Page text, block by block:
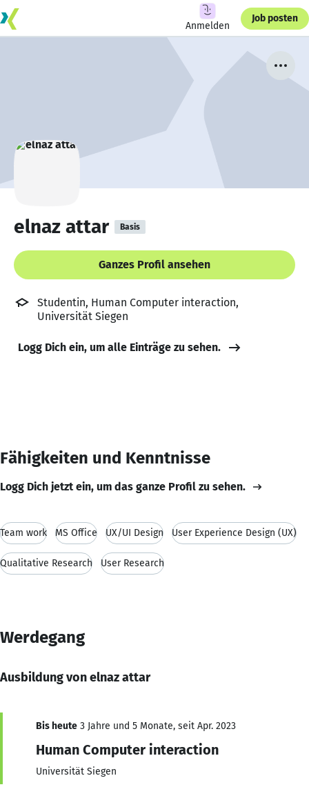
Anmelden
Job posten
elnaz attar Basis
Ganzes Profil ansehen
Studentin, Human Computer interaction,
Universität Siegen
Logg Dich ein, um alle Einträge zu sehen.
Fähigkeiten und Kenntnisse
Logg Dich jetzt ein, um das ganze Profil zu sehen.
Team work MS Office UX/UI Design User Experience Design (UX)
Qualitative Research User Research
Werdegang
Ausbildung von elnaz attar
Bis heute 3 Jahre und 5 Monate, seit Apr. 2023
Human Computer interaction
Universität Siegen